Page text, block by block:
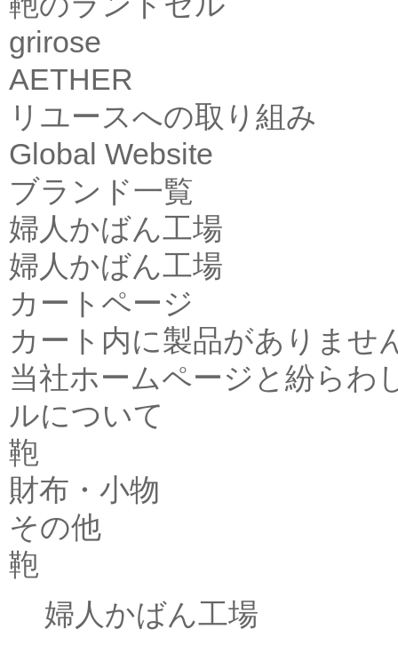
grirose
AETHER
リユースへの取り組み
Global Website
ブランド一覧
婦人かばん工場
婦人かばん工場
カートページ
カート内に製品がありませ
当社ホームページと紛らわ
ルについて
鞄
財布・小物
その他
鞄
婦人かばん工場